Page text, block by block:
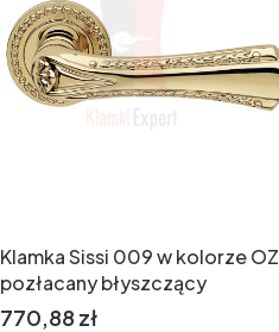
Klamka Sissi 009 w kolorze OZ
pozłacany błyszczący
Cena
770,88 zł